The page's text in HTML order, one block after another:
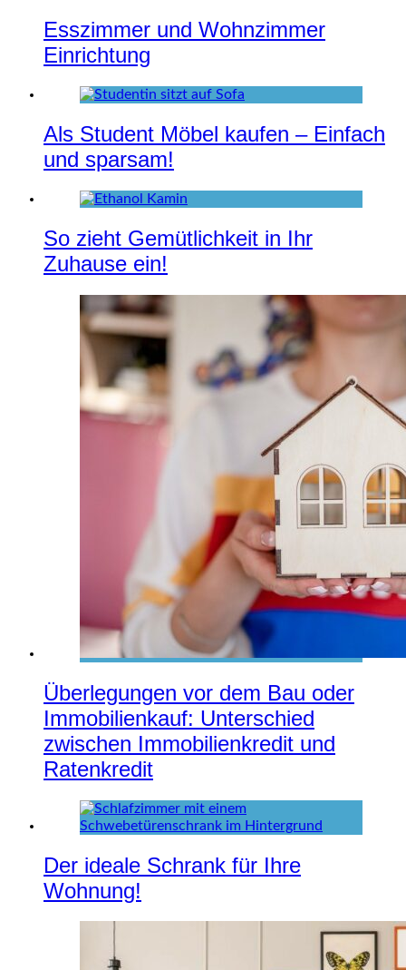
Esszimmer und Wohnzimmer
Einrichtung
Als Student Möbel kaufen – Einfach
und sparsam!
So zieht Gemütlichkeit in Ihr
Zuhause ein!
Überlegungen vor dem Bau oder
Immobilienkauf: Unterschied
zwischen Immobilienkredit und
Ratenkredit
Der ideale Schrank für Ihre
Wohnung!